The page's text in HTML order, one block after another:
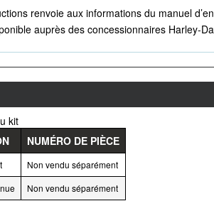
renvoie aux informations du manuel
auprès des concessionnaires Harley-
kit
NUMÉRO DE PIÈCE
Non vendu séparément
Non vendu séparément